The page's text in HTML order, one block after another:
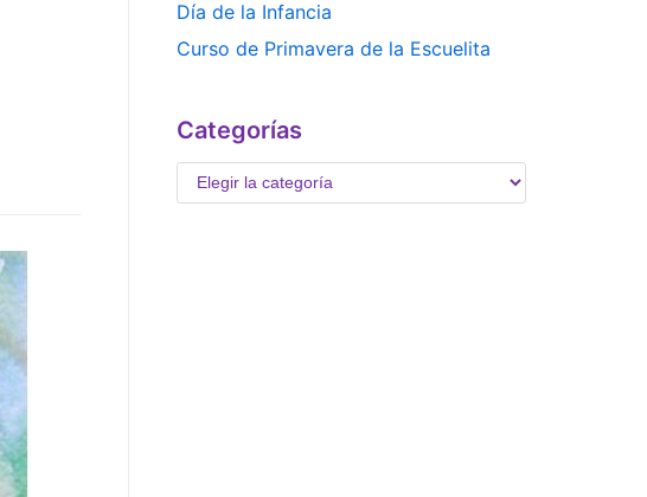
Día de la Infancia
Curso de Primavera de la Escuelita
Categorías